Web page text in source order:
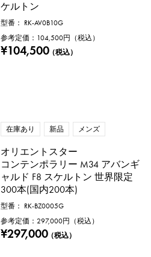
ケルトン
型番： RK-AV0B10G
参考定価： 104,500円（税込）
¥104,500（税込）
在庫あり 新品 メンズ
オリエントスター
コンテンポラリー M34 アバンギ
ャルド F8 スケルトン 世界限定
300本(国内200本)
型番： RK-BZ0005G
参考定価： 297,000円（税込）
¥297,000（税込）